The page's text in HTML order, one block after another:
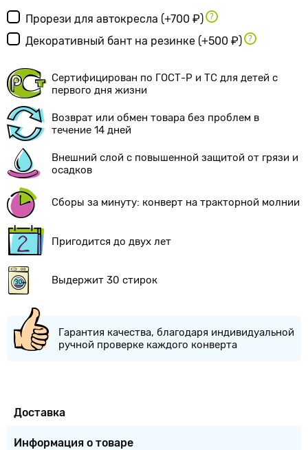
Прорези для автокресла (+700 ₽)
Декоративный бант на резинке (+500 ₽)
Сертифицирован по ГОСТ-Р и ТС для детей с
первого дня жизни
Возврат или обмен товара без проблем в
течение 14 дней
Внешний слой с повышенной защитой от грязи и
осадков
Сборы за минуту: конверт на тракторной молнии
Пригодится до двух лет
Выдержит 30 стирок
Гарантия качества, благодаря индивидуальной
ручной проверке каждого конверта
Доставка
Информация о товаре